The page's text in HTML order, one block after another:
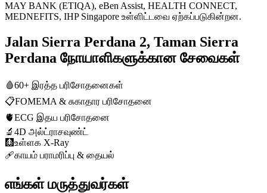
MAY BANK (ETIQA), eBen Assist, HEALTH CONNECT,
MEDNEFITS, IHP Singapore உள்ளிட்டவை ஏற்கப்படுகின்றன.
Jalan Sierra Perdana 2, Taman Sierra
Perdana நோயாளிகளுக்கான சேவைகள்
🩸60+ இரத்த பரிசோதனைகள்
📋FOMEMA & சுகாதார பரிசோதனை
🫀ECG இதய பரிசோதனை
🔬 4D அல்ட்ராசவுண்ட்
🩻உள்ளக X-Ray
🩹காயம் பராமரிப்பு & தையல்
எங்கள் மருத்துவர்கள்